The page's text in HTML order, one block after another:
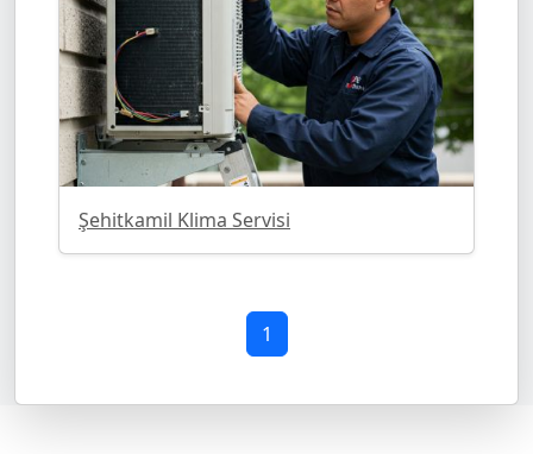
Şehitkamil Klima Servisi
1